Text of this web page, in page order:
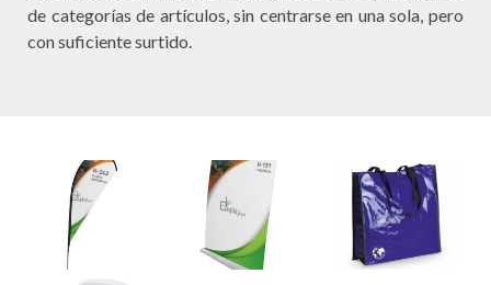
de categorías de artículos, sin centrarse en una sola, pero
con suficiente surtido.